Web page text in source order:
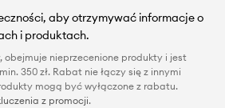
aby otrzymywać informacje o
i produktach.
obejmuje nieprzecenione produkty i jest
350 zł. Rabat nie łączy się z innymi
mogą być wyłączone z rabatu.
z promocji.